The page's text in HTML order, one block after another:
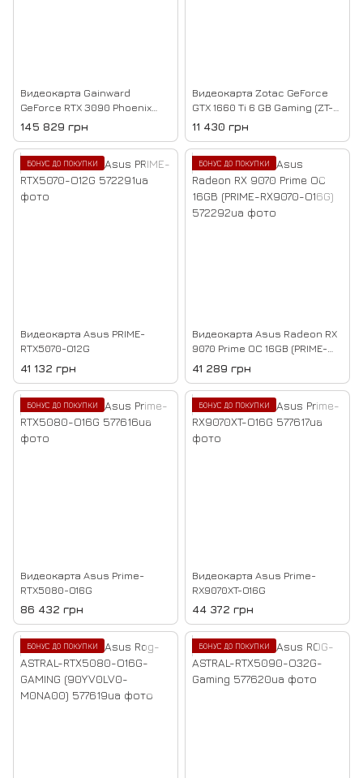
Видеокарта Gainward
GeForce RTX 3090 Phoenix
(NED3090019SB-132BX)
145 829 грн
Видеокарта Zotac GeForce
GTX 1660 Ti 6 GB Gaming (ZT-
T16610F-10L)
11 430 грн
БОНУС ДО ПОКУПКИ
Видеокарта Asus PRIME-
RTX5070-O12G
41 132 грн
БОНУС ДО ПОКУПКИ
Видеокарта Asus Radeon RX
9070 Prime OC 16GB (PRIME-
RX9070-O16G)
41 289 грн
БОНУС ДО ПОКУПКИ
Видеокарта Asus Prime-
RTX5080-O16G
86 432 грн
БОНУС ДО ПОКУПКИ
Видеокарта Asus Prime-
RX9070XT-O16G
44 372 грн
БОНУС ДО ПОКУПКИ БОНУС ДО ПОКУПКИ